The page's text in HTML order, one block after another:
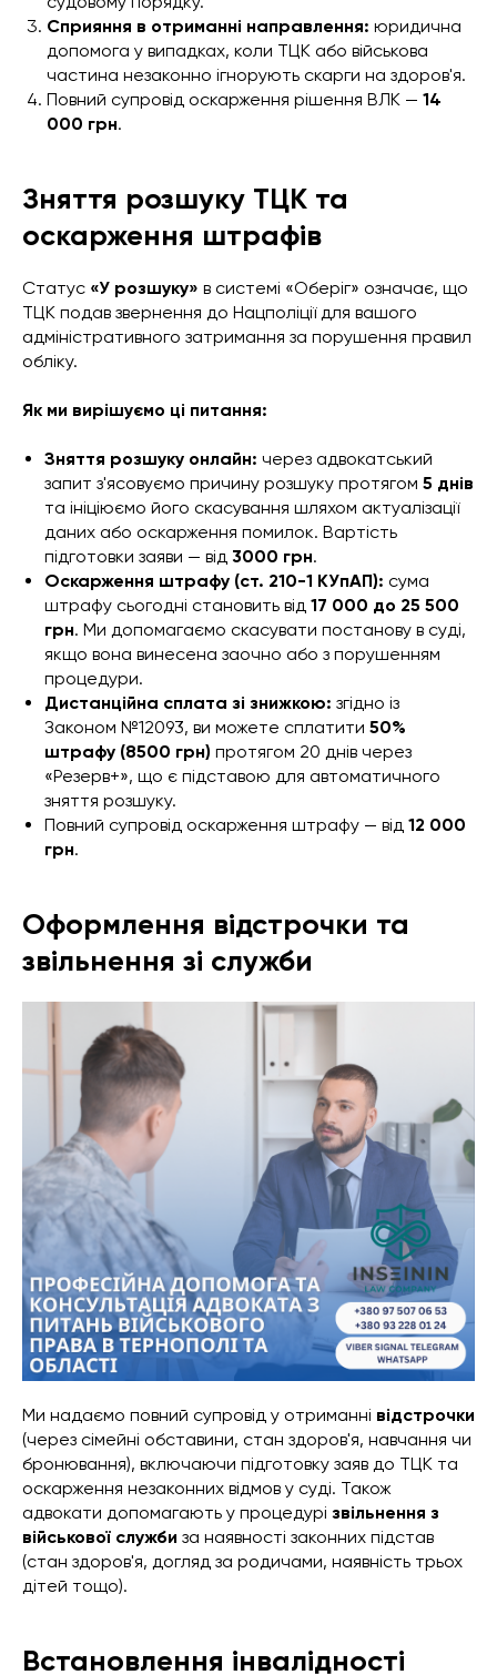
Сприяння в отриманні направлення: юридична
допомога у випадках, коли ТЦК або військова
частина незаконно ігнорують скарги на здоров'я.
Повний супровід оскарження рішення ВЛК — 14
000 грн.
Зняття розшуку ТЦК та
оскарження штрафів
Статус «У розшуку» в системі «Оберіг» означає, що
ТЦК подав звернення до Нацполіції для вашого
адміністративного затримання за порушення правил
обліку.
Як ми вирішуємо ці питання:
Зняття розшуку онлайн: через адвокатський
запит з'ясовуємо причину розшуку протягом 5 днів
та ініціюємо його скасування шляхом актуалізації
даних або оскарження помилок. Вартість
підготовки заяви — від 3000 грн.
Оскарження штрафу (ст. 210-1 КУпАП): сума
штрафу сьогодні становить від 17 000 до 25 500
грн. Ми допомагаємо скасувати постанову в суді,
якщо вона винесена заочно або з порушенням
процедури.
Дистанційна сплата зі знижкою: згідно із
Законом №12093, ви можете сплатити 50%
штрафу (8500 грн) протягом 20 днів через
«Резерв+», що є підставою для автоматичного
зняття розшуку.
Повний супровід оскарження штрафу — від 12 000
грн.
Оформлення відстрочки та
звільнення зі служби
Ми надаємо повний супровід у отриманні відстрочки
(через сімейні обставини, стан здоров'я, навчання чи
бронювання), включаючи підготовку заяв до ТЦК та
оскарження незаконних відмов у суді. Також
адвокати допомагають у процедурі звільнення з
військової служби за наявності законних підстав
(стан здоров'я, догляд за родичами, наявність трьох
дітей тощо).
Встановлення інвалідності